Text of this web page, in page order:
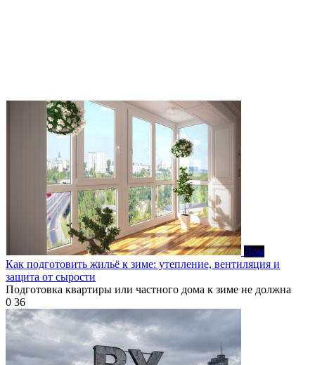
Дом
Как подготовить жильё к зиме: утепление, вентиляция и
защита от сырости
Подготовка квартиры или частного дома к зиме не должна
0 36